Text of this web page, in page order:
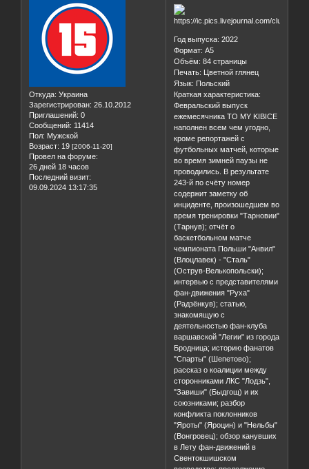
Откуда:Украина
Зарегистрирован
Приглашений:0
Сообщений:11414
Пол:Мужской
Возраст:19[2006-11-20]
Провел на форуме:
26 дней 18 часов
Последний визит:
Год выпуска: 2022
Формат: А5
Объём: 84 страницы
Печать: Цветной глянец
Язык: Польский
Краткая характеристика:
Февральский выпуск
ежемесячника TO MY KIBICE
наполнен всем чем угодно,
кроме репортажей с
футбольных матчей, которые
во время зимней паузы не
проводились. В результате
243-й по счёту номер
содержит заметку об
инциденте, произошедшем во
время тренировки "Тарновии"
(Тарнув); отчёт о
баскетбольном матче
чемпионата Польши "Анвил"
(Влоцлавек) - "Сталь"
(Острув-Велькопольски);
интервью с представителями
фан-движения "Руха"
(Радзёнкув); статью,
знакомящую с
деятельностью фан-клуба
варшавской "Легии" из города
Бродница; историю фанатов
"Спарты" (Шепетово);
рассказ о коалиции между
сторонниками ЛКС "Лодзь",
"Завиши" (Быдгощ) и их
союзниками; разбор
конфликта поклонников
"Яроты" (Яроцин) и "Нельбы"
(Вонгровец); обзор канувших
в Лету фан-движений в